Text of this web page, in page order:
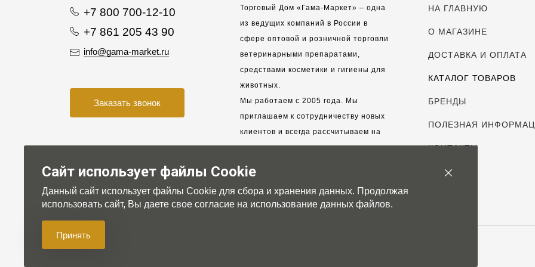
+7 800 700-12-10
+7 861 205 43 90
info@gama-market.ru
Заказать звонок
Торговый Дом «Гама-Маркет» – одна
из ведущих компаний в России в
сфере оптовой и розничной торговли
ветеринарными препаратами,
средствами косметики и гигиены для
животных.
Мы работаем с 2005 года. Мы
приглашаем к сотрудничеству новых
клиентов и всегда рассчитываем на
взаимовыгодные, долгосрочные
Для нас дорог каждый клиент!
НА ГЛАВНУЮ
О МАГАЗИНЕ
ДОСТАВКА И ОПЛАТА
КАТАЛОГ ТОВАРОВ
БРЕНДЫ
ПОЛЕЗНАЯ
КОНТАКТЫ
© 2007-2026 Gama-market LTD
Сайт использует файлы Cookie
Данный сайт использует файлы Cookie для сбора и хранения данных. Продолжая
использовать сайт, Вы даете свое согласие на использование данных файлов.
Принять